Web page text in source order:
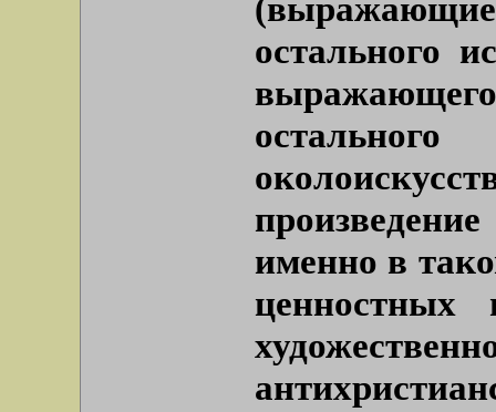
(выражающие
остального
именно в
ценностных